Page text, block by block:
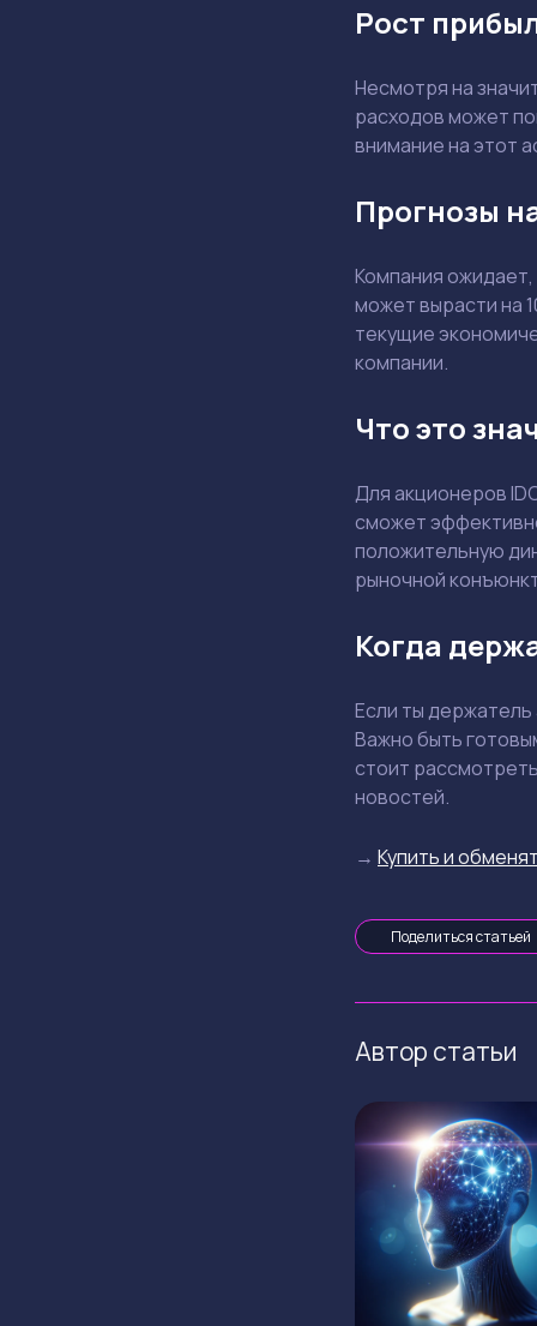
Рост
Несмотря на
расходов может
внимание на этот
Прогнозы
Компания
может вырасти на
текущие
компании.
Что это
Для акционеров
сможет
положительную
рыночной
Когда
Если ты
Важно быть
стоит
новостей.
→ Купить и
Поделиться статьей
Автор статьи